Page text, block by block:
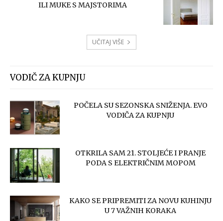
ILI MUKE S MAJSTORIMA
UČITAJ VIŠE
VODIČ ZA KUPNJU
POČELA SU SEZONSKA SNIŽENJA. EVO
VODIČA ZA KUPNJU
OTKRILA SAM 21. STOLJEĆE I PRANJE
PODA S ELEKTRIČNIM MOPOM
KAKO SE PRIPREMITI ZA NOVU KUHINJU
U 7 VAŽNIH KORAKA